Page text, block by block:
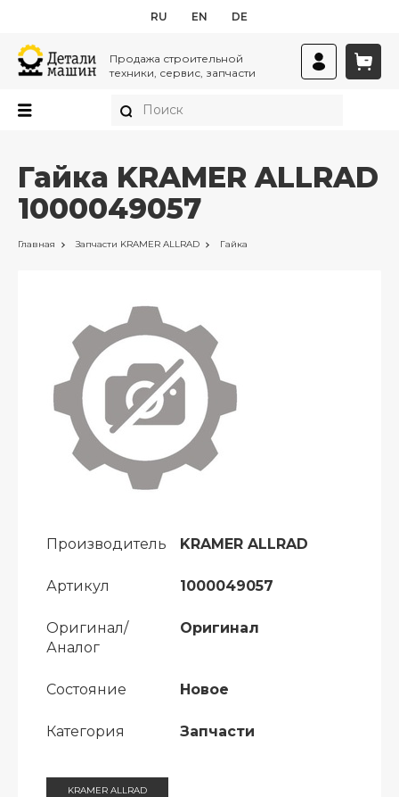
RU EN DE
Продажа строительной
техники, сервис, запчасти
Гайка KRAMER ALLRAD
1000049057
Главная Запчасти KRAMER ALLRAD Гайка
Производитель KRAMER ALLRAD
Артикул 1000049057
Оригинал/
Аналог
Оригинал
Состояние Новое
Категория Запчасти
KRAMER ALLRAD